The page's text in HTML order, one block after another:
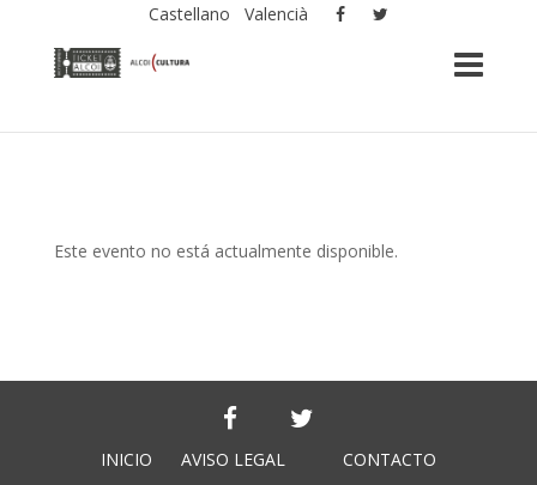
Castellano Valencià
Este evento no está actualmente disponible.
INICIO AVISO LEGAL CONTACTO